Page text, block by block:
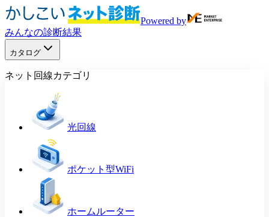
Powered by
みんなの診断結果
カタログ
ネット回線カテゴリ
光回線
ポケット型WiFi
ホームルーター